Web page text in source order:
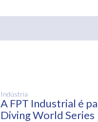
Indústria
A FPT Industrial é
Diving World Series